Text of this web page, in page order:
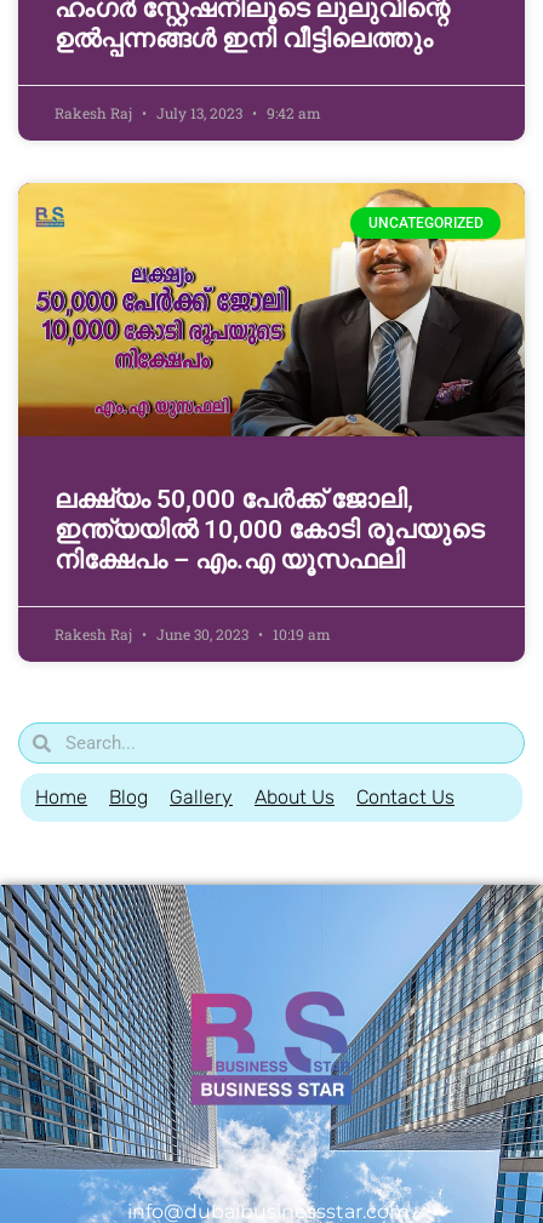
ഹംഗർ സ്റ്റേഷനിലൂടെ ലുലുവിന്റെ
ഉൽപ്പന്നങ്ങൾ ഇനി വീട്ടിലെത്തും
Rakesh Raj July 13, 2023 9:42 am
UNCATEGORIZED
ലക്ഷ്യം 50,000 പേർക്ക് ജോലി,
ഇന്ത്യയിൽ 10,000 കോടി രൂപയുടെ
നിക്ഷേപം – എം.എ യൂസഫലി
Rakesh Raj June 30, 2023 10:19 am
Home Blog Gallery About Us Contact Us
info@dubaibusinessstar.com